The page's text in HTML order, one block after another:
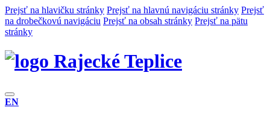
Prejsť na hlavičku stránky Prejsť na hlavnú navigáciu stránky Prejsť
na drobečkovú navigáciu Prejsť na obsah stránky Prejsť na pätu
stránky
Rajecké Teplice
EN